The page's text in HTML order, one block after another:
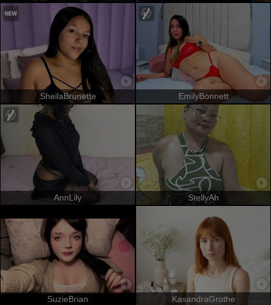
SheilaBrunette EmilyBonnett
AnnLily StellyAh
SuzieBrian KasandraGrothe